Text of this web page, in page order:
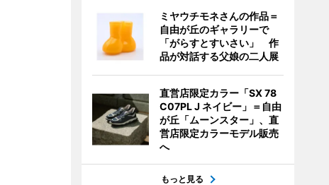
ミヤウチモネさんの作品＝
自由が丘のギャラリーで
「がらすとすいさい」 作
品が対話する父娘の二人展
直営店限定カラー「SX 78
C07PL J ネイビー」＝自由
が丘「ムーンスター」、直
営店限定カラーモデル販売
へ
もっと見る